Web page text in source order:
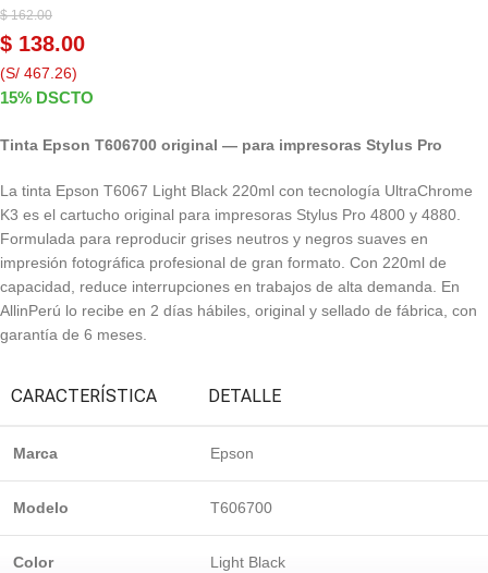
$162.00
$ 138.00
(S/ 467.26)
15% DSCTO
Tinta Epson T606700 original — para impresoras Stylus Pro
La tinta Epson T6067 Light Black 220ml con tecnología UltraChrome
K3 es el cartucho original para impresoras Stylus Pro 4800 y 4880.
Formulada para reproducir grises neutros y negros suaves en
impresión fotográfica profesional de gran formato. Con 220ml de
capacidad, reduce interrupciones en trabajos de alta demanda. En
AllinPerú lo recibe en 2 días hábiles, original y sellado de fábrica, con
garantía de 6 meses.
CARACTERÍSTICA DETALLE
Marca Epson
Modelo T606700
Color Light Black